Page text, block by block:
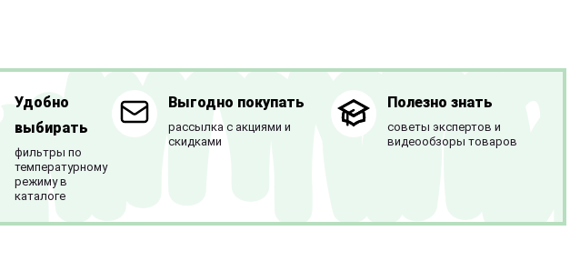
Удобно
выбирать
фильтры по
температурному
режиму в
каталоге
Выгодно покупать
рассылка с акциями и
скидками
Полезно знать
советы экспертов и
видеообзоры товаров